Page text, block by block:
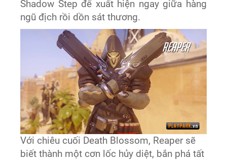
Shadow Step để xuất hiện ngay giữa hàng
ngũ địch rồi dồn sát thương.
Với chiêu cuối Death Blossom, Reaper sẽ
biết thành một cơn lốc hủy diệt, bắn phá tất